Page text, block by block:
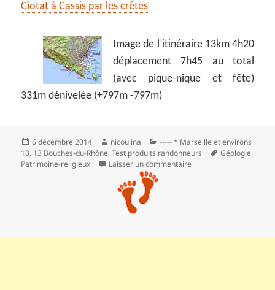
Ciotat à Cassis par les crêtes
Image de l’itinéraire 13km 4h20
déplacement 7h45 au total
(avec pique-nique et fête)
331m dénivelée (+797m -797m)
Publié
le
6 décembre 2014 Auteur
nicoulina Catégories
----- * Marseille et environs
13, 13 Bouches-du-Rhône,Test produits randonneurs Mots-
clés
Géologie,
Patrimoine-religieux
Laisser un commentaire sur La Ciotat, le parc